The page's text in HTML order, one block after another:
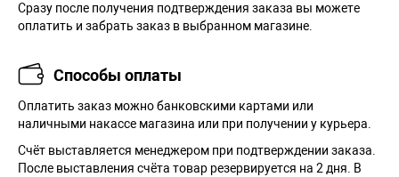
Сразу после получения подтверждения заказа вы можете
оплатить и забрать заказ в выбранном магазине.
Способы оплаты
Оплатить заказ можно банковскими картами или
наличными накассе магазина или при получении у курьера.
Cчёт выставляется менеджером при подтверждении заказа.
После выставления счёта товар резервируется на 2 дня. В